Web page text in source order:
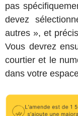
pas
devez
autres », et
Vous devrez
courtier et le
dans votre